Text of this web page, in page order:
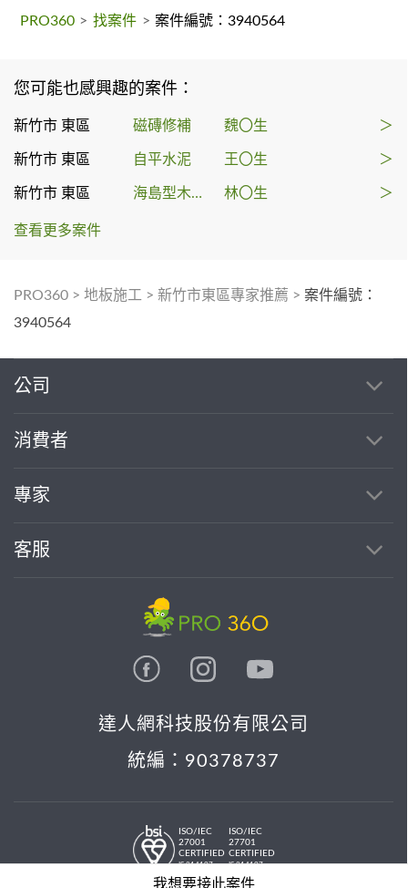
PRO360 > 找案件 > 案件編號：3940564
您可能也感興趣的案件：
新竹市 東區 磁磚修補 魏〇生 ＞
新竹市 東區 自平水泥 王〇生 ＞
新竹市 東區 海島型木地板 林〇生 ＞
查看更多案件
PRO360 > 地板施工 > 新竹市東區專家推薦 > 案件編號：
3940564
我想要接此案件
公司
消費者
專家
客服
達人網科技股份有限公司
統編：90378737
ISO/IEC
27001
CERTIFIED
IS 814197
ISO/IEC
27701
CERTIFIED
IS 814197
© 2026 PRO36O. All rights reserved.